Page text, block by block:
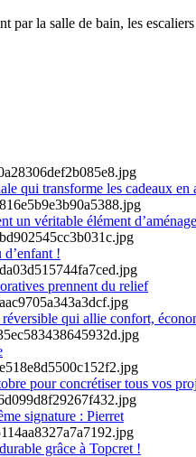
par la salle de bain, les
qui transforme les cadeaux en
un véritable élément
d’enfant !
prennent du relief
qui allie confort,
pour concrétiser tous vos
signature : Pierret
grâce à Topcret !